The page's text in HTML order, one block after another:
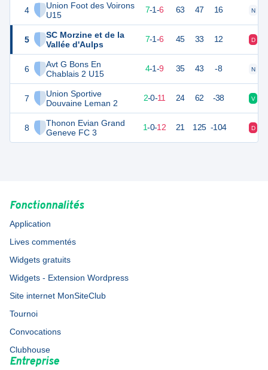
4
Union Foot des Voirons
U15
5
SC Morzine et de la
Vallée d'Aulps
6
Avt G Bons En
Chablais 2 U15
7
Union Sportive
Douvaine Leman 2
8
Thonon Evian Grand
Geneve FC 3
22 14 7-1-6 63 47 16 N
22 14 7-1-6 45 33 12 D
4-1-9 35 43 -8 N
2-0-11 24 62 -38 V
2 14 1-0-12 21 125 -104 D
Fonctionnalités
Application
Lives commentés
Widgets gratuits
Widgets - Extension Wordpress
Site internet MonSiteClub
Tournoi
Convocations
Clubhouse
Entreprise